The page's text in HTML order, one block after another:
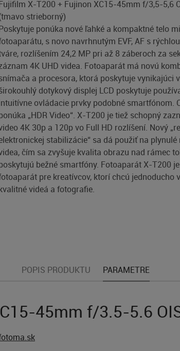
X-T200 + Fujinon XC15-45mm f/3,5-5,6
strieborný)
ponúka nové ľahké a kompaktné telo
s novo navrhnutým EVF, AF s
rozlíšením 24,2 MP pri až 8 záberoch za
4K UHD videa. Fotoaparát má novú
a procesora, ktorá poskytuje vynikajúci
dotykový displej LCD poskytuje
ovládacie prvky podobné smartfónom.
„HDR Video“. X-T200 je tiež schopný
4K 30p a 120p vo Full HD rozlíšení. Nový
stabilizácie“ sa dá použiť na
čím sa zvyšuje kvalita obrazu nad rámec
bežné smartfóny. Fotoaparát X-T200
pre kreatívcov, ktorí chcú jednoducho
videá a fotografie.
POPIS PRODUKTU PARAMETRE
45mm f/3.5-5.6